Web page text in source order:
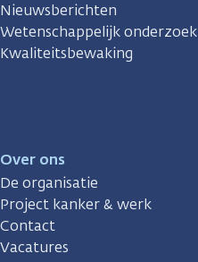
Nieuwsberichten
Wetenschappelijk onderzoek
Kwaliteitsbewaking
Over ons
De organisatie
Project kanker & werk
Contact
Vacatures